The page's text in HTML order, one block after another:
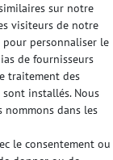
sur notre
visiteurs de notre
pour personnaliser le
de fournisseurs
traitement des
installés. Nous
nommons dans les
le consentement ou